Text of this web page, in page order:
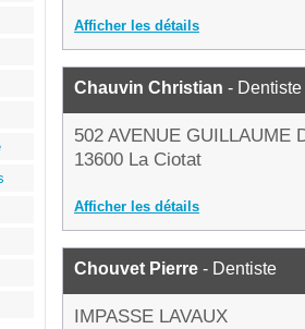
Afficher les détails
Chauvin Christian - Dentiste
502 AVENUE GUILLAUME
13600 La Ciotat
Afficher les détails
Chouvet Pierre - Dentiste
IMPASSE LAVAUX